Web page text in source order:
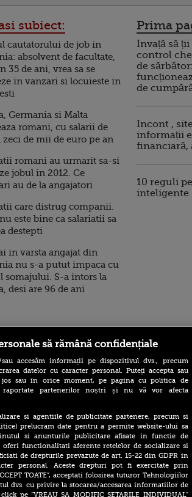
subiect:
cautatorului de job in
absolvent de facultate,
35 de ani, vrea sa se
in vanzari si locuieste in
Germania si Malta
romani, cu salarii de
zeci de mii de euro pe an
romani au urmarit sa-si
jobul in 2012. Ce
au de la angajatori
care distrug companii.
este bine ca salariatii sa
destepti
in varsta angajat din
nu s-a putut impaca cu
somajului. S-a intors la
desi are 96 de ani
Prima
Invață să ții
control
de
de
Incont ,
informații
financiară,
10 reguli
inteligente
nivelul din 3
debitul a
centimetri în
la Paks
august 2026.
împărțită între
Pavel Bartoș,
ilike-it.ro
să rămână confidențiale
accesăm informații pe dispozitivul dvs., precum
datelor cu caracter personal. Puteți accepta sau
sau în orice moment, pe pagina cu politica de
raportate partenerilor noștri și nu vă vor afecta
si agentiile de publicitate partenere, precum si
prelucram date pentru a permite website-ului sa
si anunturile publicitare afisate in functie de
functionalitati aferente retelelor de socializare si
de drepturile prevazute de art. 15-22 din GDPR in
personal. Aceste drepturi pot fi exercitate prin
TOATE”, acceptati folosirea tuturor Tehnologiilor
dvs. cu privire la stocarea/accesarea informatiilor de
pe “VREAU SA MODIFIC SETARILE INDIVIDUAL”